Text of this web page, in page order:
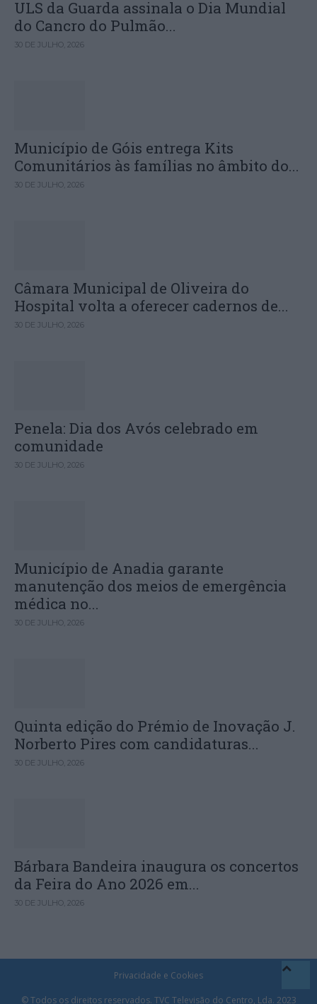
ULS da Guarda assinala o Dia Mundial
do Cancro do Pulmão...
30 DE JULHO, 2026
Município de Góis entrega Kits
Comunitários às famílias no âmbito do...
30 DE JULHO, 2026
Câmara Municipal de Oliveira do
Hospital volta a oferecer cadernos de...
30 DE JULHO, 2026
Penela: Dia dos Avós celebrado em
comunidade
30 DE JULHO, 2026
Município de Anadia garante
manutenção dos meios de emergência
médica no...
30 DE JULHO, 2026
Quinta edição do Prémio de Inovação J.
Norberto Pires com candidaturas...
30 DE JULHO, 2026
Bárbara Bandeira inaugura os concertos
da Feira do Ano 2026 em...
30 DE JULHO, 2026
Privacidade e Cookies
© Todos os direitos reservados. TVC Televisão do Centro, Lda. 2023